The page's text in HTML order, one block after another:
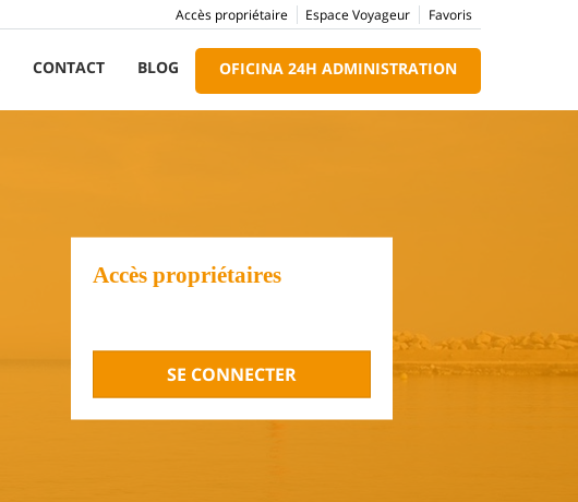
Favoris
Espace Voyageur
Accès propriétaire
CONTACT BLOG OFICINA 24H ADMINISTRATION
Accès propriétaires